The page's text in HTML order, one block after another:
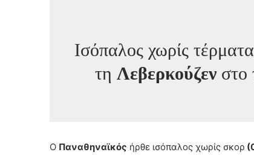
Ισόπαλος χωρίς
τηΛεβερκούζεν στο
Ο Παναθηναϊκός ήρθε ισόπαλος χωρίς σκορ